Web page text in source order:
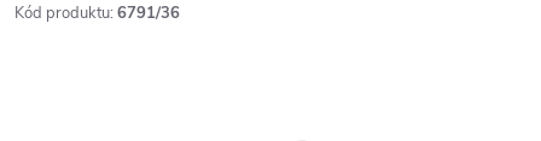
Kód produktu: 6791/36